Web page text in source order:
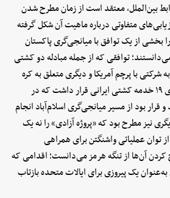
بین‌الملل، معتقد است از زمان مطرح شدن
متفاوتی درباره ماهیت آن شکل گرفته
بخشی از یک توافق با میانجی‌گری پاکستان
توافقی که از جمله مبادله دو کشتی
شرکتی با پرچم آمریکا و دیگری متعلق به کره
جنوبی. این روند، در برابر آزادی ۱۹ خدمه کشتی ایرانی قرار داشت که در
و قرار بود از مسیر میانجی‌گری اسلام‌آباد انجام
نیز مطرح بود که «پروژه آزادی» را نه یک
توان عملیاتی واشنگتن برای همراهی
آن‌ها از تنگه هرمز می‌دانست؛ اقدامی که
یک پیروزی برای ایالات متحده بازتاب